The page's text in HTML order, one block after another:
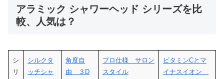
アラミック シャワーヘッド シリーズを比
較、人気は？
シ
リ
シルクタ
ッチシャ
角度自
由 ３D
プロ仕様 サロン
スタイル
ビタミンCとマ
イナスイオン